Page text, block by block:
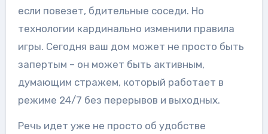
если повезет, бдительные соседи. Но
технологии кардинально изменили правила
игры. Сегодня ваш дом может не просто быть
запертым – он может быть активным,
думающим стражем, который работает в
режиме 24/7 без перерывов и выходных.
Речь идет уже не просто об удобстве